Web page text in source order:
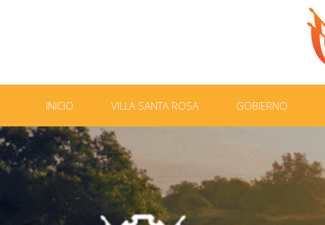
INICIO VILLA SANTA ROSA GOBIERNO